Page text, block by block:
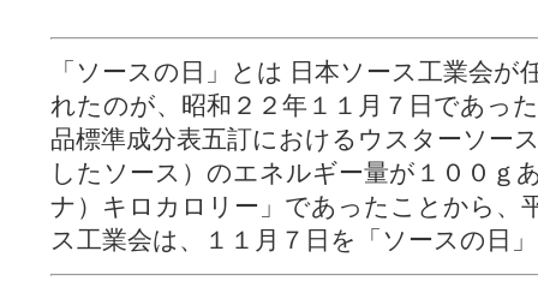
「ソースの日」とは 日本ソース工業会が
れたのが、昭和２２年１１月７日であっ
品標準成分表五訂におけるウスターソー
したソース）のエネルギー量が１００ｇ
ナ）キロカロリー」であったことから、
ス工業会は、１１月７日を「ソースの日